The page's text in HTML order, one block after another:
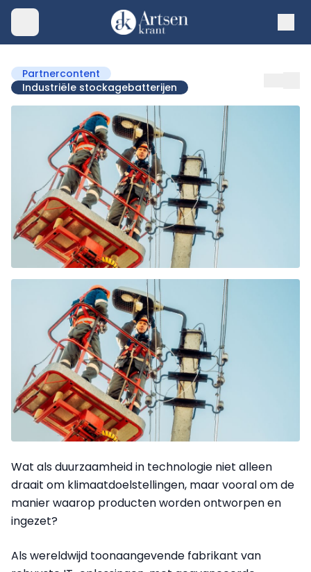
Partnercontent
Industriële stockagebatterijen
Wat als duurzaamheid in technologie niet alleen
draait om klimaatdoelstellingen, maar vooral om de
manier waarop producten worden ontworpen en
ingezet?
Als wereldwijd toonaangevende fabrikant van